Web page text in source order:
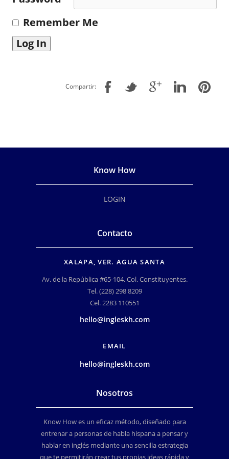
Remember Me
Compartir:
Know How
LOGIN
Contacto
XALAPA, VER. AGUA SANTA
Av. de la República #65-104. Col. Constituyentes.
Tel. (228) 298 8209
Cel. 2283 110551
hello@ingleskh.com
EMAIL
hello@ingleskh.com
Nosotros
Know How es un eficaz método, diseñado para
entrenar a personas de habla hispana a pensar y
hablar en inglés mediante una sencilla estrategia
que te permitirán crear tus propias ideas rápida y